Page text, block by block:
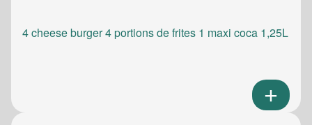
4 cheese burger 4 portions de frites 1 maxi coca 1,25L